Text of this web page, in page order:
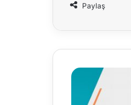
Paylaş
24.12.2025
Analiz